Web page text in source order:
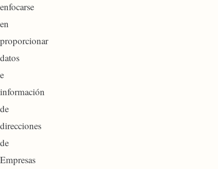
enfocarse
en
proporcionar
datos
e
información
de
direcciones
de
Empresas